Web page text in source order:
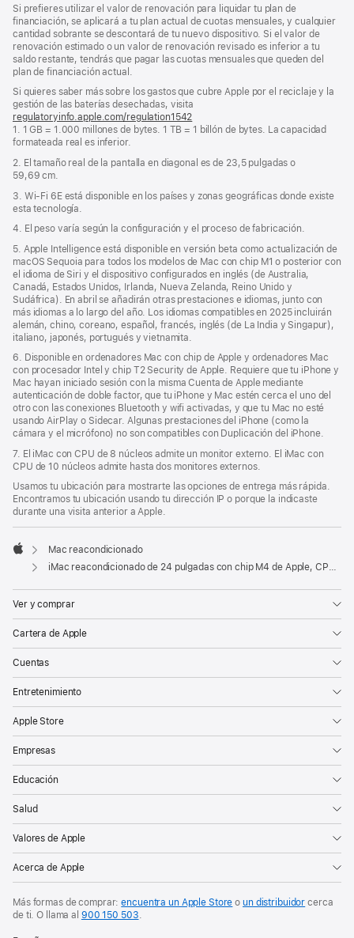
Si prefieres utilizar el valor de renovación para liquidar tu plan de
financiación, se aplicará a tu plan actual de cuotas mensuales, y cualquier
cantidad sobrante se descontará de tu nuevo dispositivo. Si el valor de
renovación estimado o un valor de renovación revisado es inferior a tu
saldo restante, tendrás que pagar las cuotas mensuales que queden del
plan de financiación actual.
Si quieres saber más sobre los gastos que cubre Apple por el reciclaje y la
gestión de las baterías desechadas, visita
regulatoryinfo.apple.com/regulation1542
abre
ventana
1. 1 GB = 1.000 millones de bytes. 1 TB = 1 billón de bytes. La capacidad
formateada real es inferior.
2. El tamaño real de la pantalla en diagonal es de 23,5 pulgadas o
59,69 cm.
3. Wi‑Fi 6E está disponible en los países y zonas geográficas donde existe
esta tecnología.
4. El peso varía según la configuración y el proceso de fabricación.
5. Apple Intelligence está disponible en versión beta como actualización de
macOS Sequoia para todos los modelos de Mac con chip M1 o posterior con
el idioma de Siri y el dispositivo configurados en inglés (de Australia,
Canadá, Estados Unidos, Irlanda, Nueva Zelanda, Reino Unido y
Sudáfrica). En abril se añadirán otras prestaciones e idiomas, junto con
más idiomas a lo largo del año. Los idiomas compatibles en 2025 incluirán
alemán, chino, coreano, español, francés, inglés (de La India y Singapur),
italiano, japonés, portugués y vietnamita.
6. Disponible en ordenadores Mac con chip de Apple y ordenadores Mac
con procesador Intel y chip T2 Security de Apple. Requiere que tu iPhone y
Mac hayan iniciado sesión con la misma Cuenta de Apple mediante
autenticación de doble factor, que tu iPhone y Mac estén cerca el uno del
otro con las conexiones Bluetooth y wifi activadas, y que tu Mac no esté
usando AirPlay o Sidecar. Algunas prestaciones del iPhone (como la
cámara y el micrófono) no son compatibles con Duplicación del iPhone.
7. El iMac con CPU de 8 núcleos admite un monitor externo. El iMac con
CPU de 10 núcleos admite hasta dos monitores externos.
Usamos tu ubicación para mostrarte las opciones de entrega más rápida.
Encontramos tu ubicación usando tu dirección IP o porque la indicaste
durante una visita anterior a Apple.
Apple
Mac reacondicionado
iMac reacondicionado de 24 pulgadas con chip M4 de Apple, CPU de 10 núcleos, GPU de 10 núcleos y Gigabit Ethernet - Plata
Ver y comprar
Cartera de Apple
Cuentas
Entretenimiento
Apple Store
Empresas
Educación
Salud
Valores de Apple
Acerca de Apple
Más formas de comprar:encuentra un Apple Store oun distribuidor cerca
de ti. O
llama al 900 150 503.